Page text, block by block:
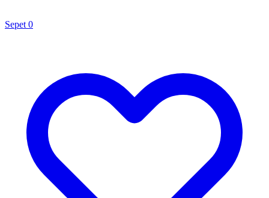
Sepet 0